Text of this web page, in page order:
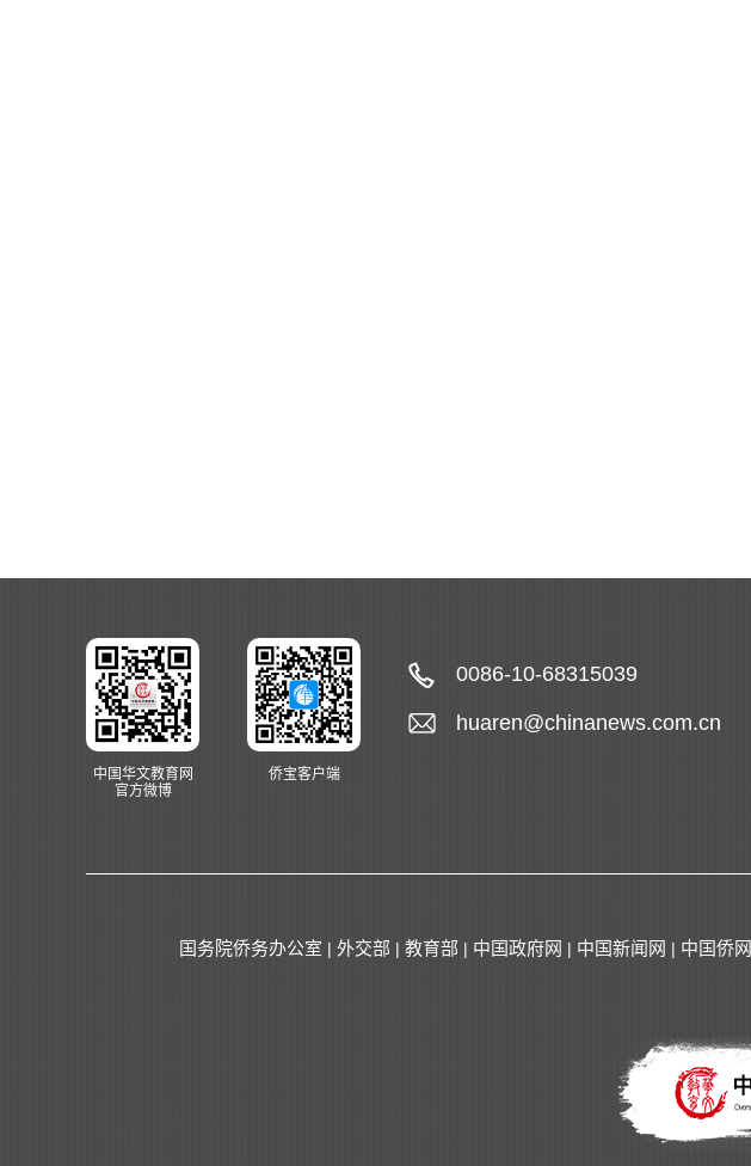
中国华文教育网
官方微博
侨宝客户端
0086-10-68315039
huaren@chinanews.com.cn
国务院侨务办公室 | 外交部 | 教育部 | 中国政府网 | 中国新闻网 | 中国侨网